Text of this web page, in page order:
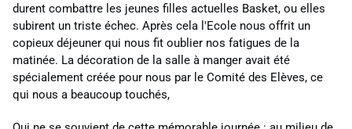
durent combattre les jeunes filles actuelles Basket, ou elles
subirent un triste échec. Après cela l'Ecole nous offrit un
copieux déjeuner qui nous fit oublier nos fatigues de la
matinée. La décoration de la salle à manger avait été
spécialement créée pour nous par le Comité des Elèves, ce
qui nous a beaucoup touchés,